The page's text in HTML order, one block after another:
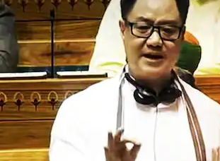
लेखन आबिद खान Aug 08, 2024 05:59 pm
क्या है खबर?
केंद्र सरकार ने आज लोकसभामें वक्फ
संसदीय कार्य और अल्पसंख्यक मामलों
विपक्षी सांसदों ने इसे असंवैधानिक और
भेजा जाएगा।